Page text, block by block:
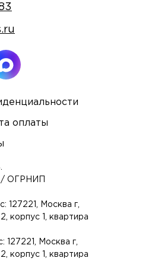
/ ОГРНИП
127221, Москва г,
корпус 1, квартира
127221, Москва г,
корпус 1, квартира
оплаты